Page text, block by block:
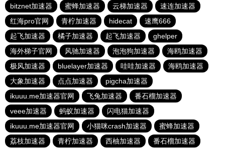
bitznet加速器
蜜蜂加速器 云梯加速器
速连加速器
红海pro官网
青柠加速器 hidecat
速鹰666
起飞加速器
橘子加速器 起飞加速器
ghelper
海外梯子官网
风驰加速器 泡泡狗加速器
海鸥加速器
极风加速器
bluelayer加速器 哇哇加速器
海鸥加速器
大象加速器
点点加速器
pigcha加速器
ikuuu.me加速器官网
飞兔加速器
番石榴加速器
veee加速器
蚂蚁加速器
闪电猫加速器
ikuuu.me加速器官网
小猫咪crash加速器
蜜蜂加速器
荔枝加速器
青柠加速器 西柚加速器 番石榴加速器